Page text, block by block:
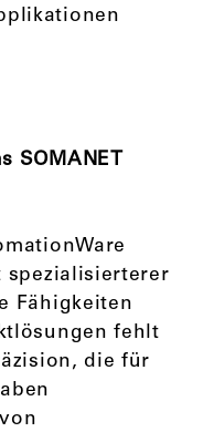
SOMANET
spezialisierterer
Fähigkeiten
fehlt
die für